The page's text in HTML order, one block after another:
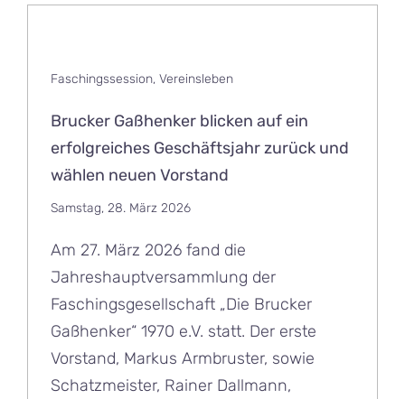
Faschingssession, Vereinsleben
Brucker Gaßhenker blicken auf ein
erfolgreiches Geschäftsjahr zurück und
wählen neuen Vorstand
Samstag, 28. März 2026
Am 27. März 2026 fand die
Jahreshauptversammlung der
Faschingsgesellschaft „Die Brucker
Gaßhenker“ 1970 e.V. statt. Der erste
Vorstand, Markus Armbruster, sowie
Schatzmeister, Rainer Dallmann,